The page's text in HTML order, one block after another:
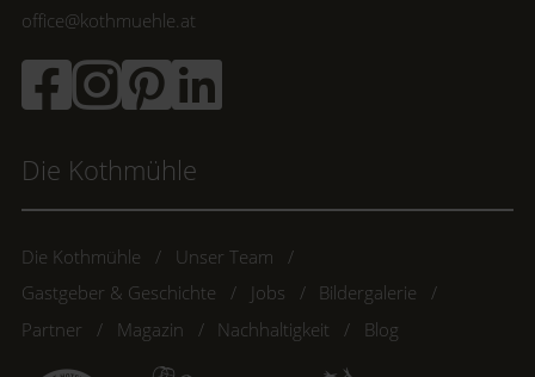
office@kothmuehle.at
Die Kothmühle
Die Kothmühle
Unser Team
Gastgeber & Geschichte
Jobs
Bildergalerie
Partner
Magazin Nachhaltigkeit Blog